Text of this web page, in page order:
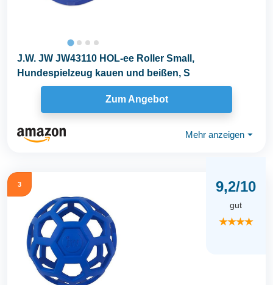
J.W. JW JW43110 HOL-ee Roller Small,
Hundespielzeug kauen und beißen, S
Zum Angebot
Mehr anzeigen ⏷
3 9,2/10
gut
★★★★